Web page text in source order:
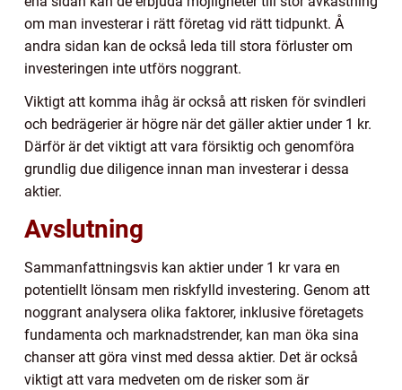
om man investerar i rätt företag vid rätt tidpunkt. Å
andra sidan kan de också leda till stora förluster om
investeringen inte utförs noggrant.
Viktigt att komma ihåg är också att risken för svindleri
och bedrägerier är högre när det gäller aktier under 1 kr.
Därför är det viktigt att vara försiktig och genomföra
grundlig due diligence innan man investerar i dessa
aktier.
Avslutning
Sammanfattningsvis kan aktier under 1 kr vara en
potentiellt lönsam men riskfylld investering. Genom att
noggrant analysera olika faktorer, inklusive företagets
fundamenta och marknadstrender, kan man öka sina
chanser att göra vinst med dessa aktier. Det är också
viktigt att vara medveten om de risker som är